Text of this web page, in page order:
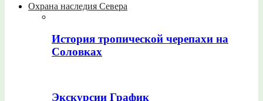
Охрана наследия Севера
История тропической черепахи на
Соловках
Экскурсии График